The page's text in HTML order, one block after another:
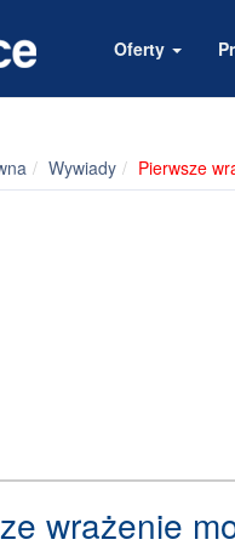
Oferty
Wywiady Pierwsze
wrażenie